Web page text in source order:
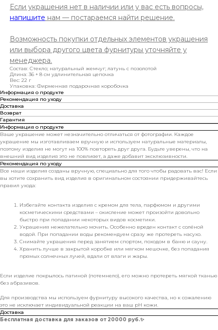
Если украшения нет в наличии или у вас есть вопросы,
напишите нам — постараемся найти решение.
Возможность покупки отдельных элементов украшения
или выбора другого цвета фурнитуры уточняйте у
менеджера.
Состав: Стекло; натуральный жемчуг; латунь с позолотой
Длина: 36 + 8 см удлинительная цепочка
Вес: 22 г
Упаковка: Фирменная подарочная коробочка
Информация о продукте
Рекомендация по уходу
Доставка
Возврат
Гарантия
Информация о продукте
Ваше украшение может незначительно отличаться от фотографии. Каждое
украшение мы изготавливаем вручную и используем натуральные материалы,
поэтому изделия не могут на 100% повторять друг друга. Будьте уверены, что на
внешний вид изделия это не повлияет, а даже добавит эксклюзивности.
Рекомендация по уходу
Все наши изделия созданы вручную, специально для того чтобы радовать вас! Если
вы хотите сохранить вид изделия в оригинальном состоянии придерживайтесь
правил ухода:
Избегайте контакта изделия с кремом для тела, парфюмом и другими
косметическими средствами – окисление может произойти довольно
быстро при попадании некоторых видов косметики.
Украшения нежелательно мочить. Особенно вреден контакт с солёной
водой. При попадании воды рекомендуем сразу же протереть насухо.
Снимайте украшения перед занятием спортом, походом в баню и сауну.
Хранить лучше в закрытой коробке или мягком мешочке, без попадания
прямых солнечных лучей, вдали от влаги и жары.
Если изделие покрылось патиной (потемнело), его можно протереть мягкой тканью
без абразивов.
Для производства мы используем фурнитуру высокого качества, но к сожалению
это не исключает индивидуальной реакции на ваш pH кожи.
Доставка
Бесплатная доставка для заказов от 20000 руб.✨